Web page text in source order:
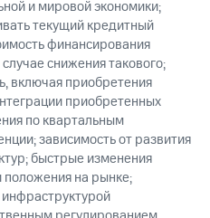
и мировой экономики;
текущий кредитный
финансирования
снижения такового;
включая приобретения
приобретенных
по квартальным
зависимость от развития
быстрые изменения
положения на рынке;